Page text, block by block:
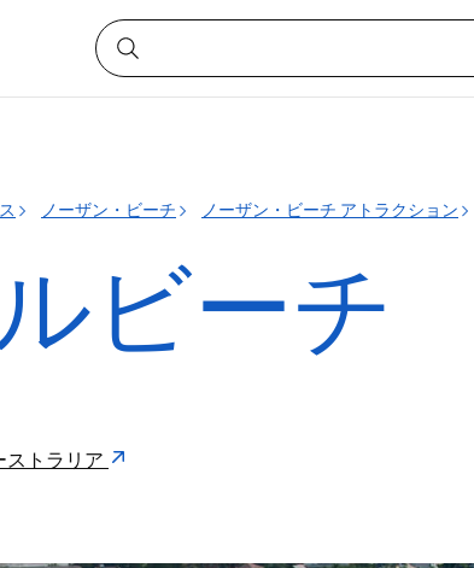
ノーザン・ビーチ ノーザン・ビーチ アトラクション
ビーチ
ストラリア